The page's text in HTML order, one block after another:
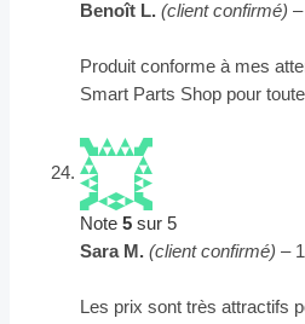
Benoît L.(client confirmé) –
Produit conforme à mes
Smart Parts Shop pour
Note5 sur 5
Sara M.(client confirmé) –
Les prix sont très attractifs